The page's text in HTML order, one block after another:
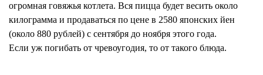
огромная говяжья котлета. Вся пицца будет весить около
килограмма и продаваться по цене в 2580 японских йен
(около 880 рублей) с сентября до ноября этого года.
Если уж погибать от чревоугодия, то от такого блюда.